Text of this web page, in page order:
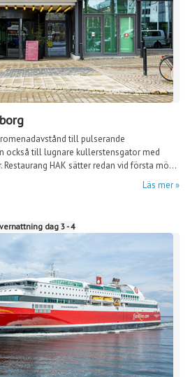
till pulserande
också till lugnare kullerstensgator med
HAK sätter redan vid första mö...
Läs mer
dag 3 - 4